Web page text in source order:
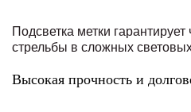
Подсветка метки
стрельбы в сложных
Высокая прочность и